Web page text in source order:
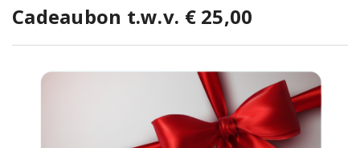
Cadeaubon t.w.v. € 25,00